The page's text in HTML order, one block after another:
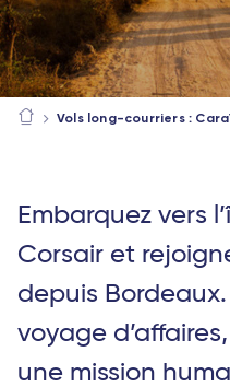
Embarquez vers
Corsair et
depuis
voyage
une mission